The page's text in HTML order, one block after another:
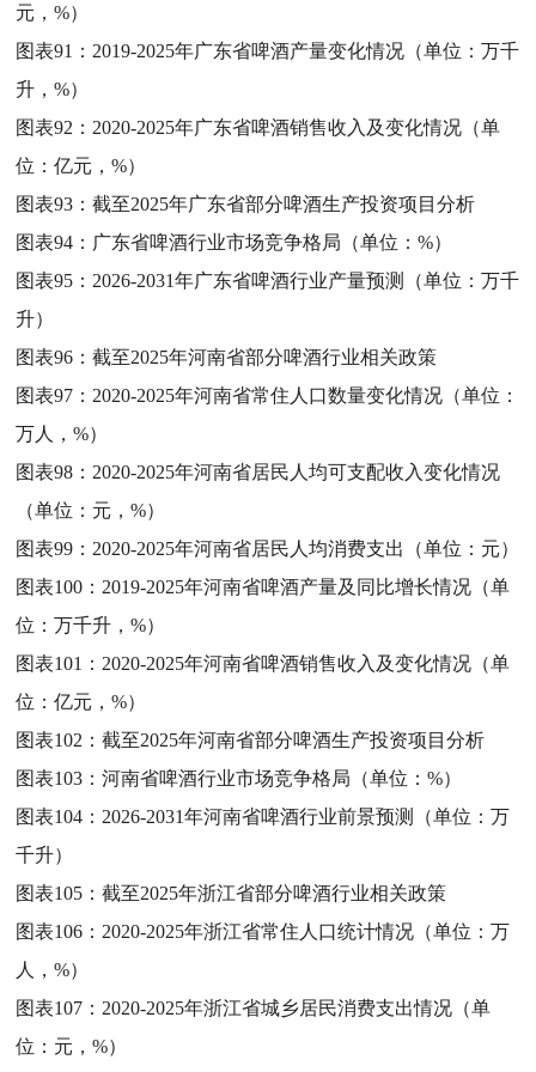
元，%）
图表91： 2019-2025年广东省啤酒产量变化情况（单位：万千
升，%）
图表92： 2020-2025年广东省啤酒销售收入及变化情况（单
位：亿元，%）
图表93：截至2025年广东省部分啤酒生产投资项目分析
图表94： 广东省啤酒行业市场竞争格局（单位：%）
图表95： 2026-2031年广东省啤酒行业产量预测（单位：万千
升）
图表96：截至2025年河南省部分啤酒行业相关政策
图表97： 2020-2025年河南省常住人口数量变化情况（单位：
万人，%）
图表98： 2020-2025年河南省居民人均可支配收入变化情况
（单位：元，%）
图表99： 2020-2025年河南省居民人均消费支出（单位：元）
图表100： 2019-2025年河南省啤酒产量及同比增长情况（单
位：万千升，%）
图表101： 2020-2025年河南省啤酒销售收入及变化情况（单
位：亿元，%）
图表102：截至2025年河南省部分啤酒生产投资项目分析
图表103：河南省啤酒行业市场竞争格局（单位：%）
图表104： 2026-2031年河南省啤酒行业前景预测（单位：万
千升）
图表105：截至2025年浙江省部分啤酒行业相关政策
图表106： 2020-2025年浙江省常住人口统计情况（单位：万
人，%）
图表107： 2020-2025年浙江省城乡居民消费支出情况（单
位：元，%）